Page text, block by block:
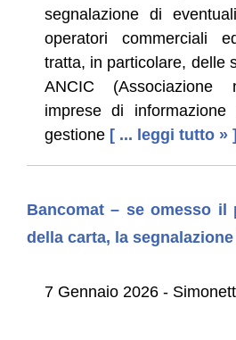
segnalazione di
operatori commerciali
tratta, in particolare, delle
ANCIC
imprese di
gestione [ ... leggi tutto » ]
Bancomat – se omesso il
della carta, la
7 Gennaio 2026 -